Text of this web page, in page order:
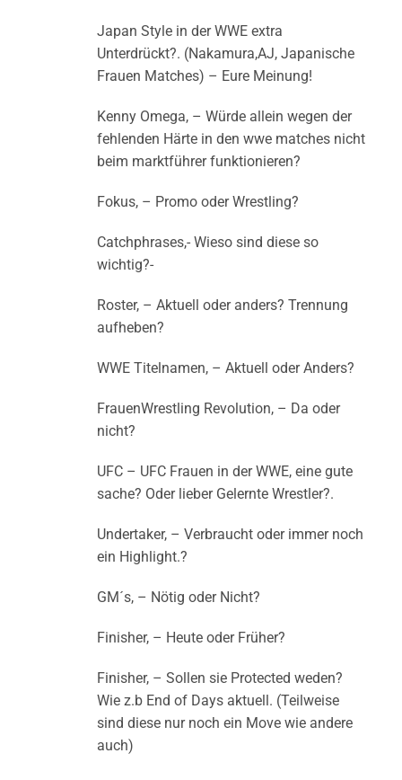
Japan Style in der WWE extra
Unterdrückt?. (Nakamura,AJ, Japanische
Frauen Matches) – Eure Meinung!
Kenny Omega, – Würde allein wegen der
fehlenden Härte in den wwe matches nicht
beim marktführer funktionieren?
Fokus, – Promo oder Wrestling?
Catchphrases,- Wieso sind diese so
wichtig?-
Roster, – Aktuell oder anders? Trennung
aufheben?
WWE Titelnamen, – Aktuell oder Anders?
FrauenWrestling Revolution, – Da oder
nicht?
UFC – UFC Frauen in der WWE, eine gute
sache? Oder lieber Gelernte Wrestler?.
Undertaker, – Verbraucht oder immer noch
ein Highlight.?
GM´s, – Nötig oder Nicht?
Finisher, – Heute oder Früher?
Finisher, – Sollen sie Protected weden?
Wie z.b End of Days aktuell. (Teilweise
sind diese nur noch ein Move wie andere
auch)